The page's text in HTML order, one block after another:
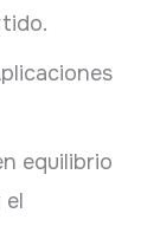
equilibrio
el